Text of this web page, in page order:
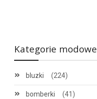
Kategorie modowe
bluzki (224)
bomberki (41)